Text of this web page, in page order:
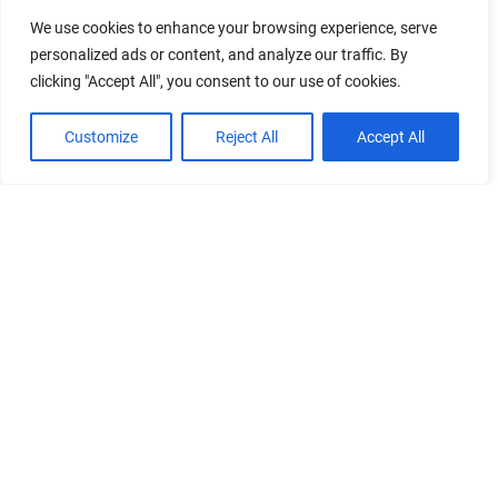
We use cookies to enhance your browsing experience, serve
personalized ads or content, and analyze our traffic. By
clicking "Accept All", you consent to our use of cookies.
Customize Reject All Accept All